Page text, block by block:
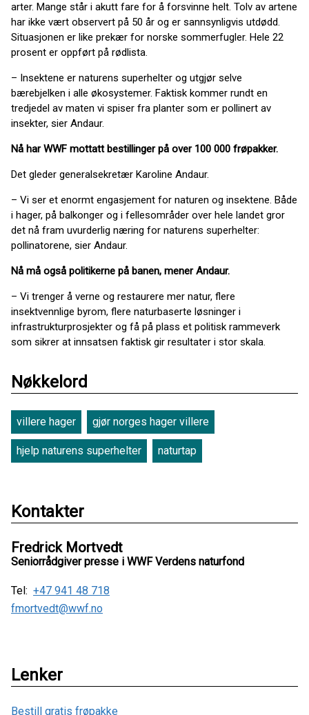
arter. Mange står i akutt fare for å forsvinne helt. Tolv av artene
har ikke vært observert på 50 år og er sannsynligvis utdødd.
Situasjonen er like prekær for norske sommerfugler. Hele 22
prosent er oppført på rødlista.
– Insektene er naturens superhelter og utgjør selve
bærebjelken i alle økosystemer. Faktisk kommer rundt en
tredjedel av maten vi spiser fra planter som er pollinert av
insekter, sier Andaur.
Nå har WWF mottatt bestillinger på over 100 000 frøpakker.
Det gleder generalsekretær Karoline Andaur.
– Vi ser et enormt engasjement for naturen og insektene. Både
i hager, på balkonger og i fellesområder over hele landet gror
det nå fram uvurderlig næring for naturens superhelter:
pollinatorene, sier Andaur.
Nå må også politikerne på banen, mener Andaur.
– Vi trenger å verne og restaurere mer natur, flere
insektvennlige byrom, flere naturbaserte løsninger i
infrastrukturprosjekter og få på plass et politisk rammeverk
som sikrer at innsatsen faktisk gir resultater i stor skala.
Nøkkelord
villere hager gjør norges hager villere
hjelp naturens superhelter naturtap
Kontakter
Fredrick Mortvedt
Seniorrådgiver presse i WWF Verdens naturfond
Tel: +47 941 48 718
fmortvedt@wwf.no
Lenker
Bestill gratis frøpakke